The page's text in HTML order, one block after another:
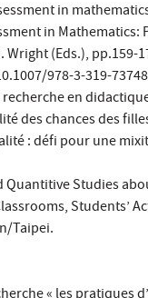
in
in
Wright (Eds.), pp.159-
978-3-319-
recherche en
des chances des
: défi pour une
Quantitive Studies
Students’
Taipei.